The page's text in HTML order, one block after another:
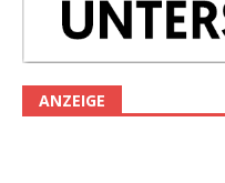
ANZEIGE